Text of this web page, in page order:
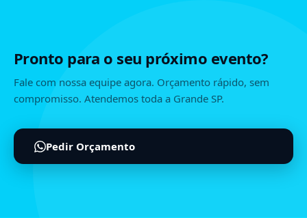
Pronto para o seu próximo evento?
Fale com nossa equipe agora. Orçamento rápido, sem
compromisso. Atendemos toda a Grande SP.
Pedir Orçamento